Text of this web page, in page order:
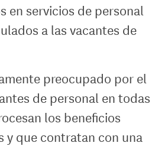
en servicios de personal
a las vacantes de
preocupado por el
de personal en todas
los beneficios
y que contratan con una